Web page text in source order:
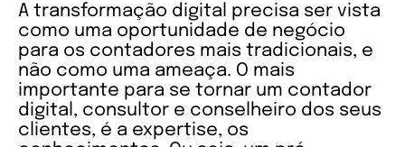
A transformação digital precisa ser vista
como uma oportunidade de negócio
para os contadores mais tradicionais, e
não como uma ameaça. O mais
importante para se tornar um contador
digital, consultor e conselheiro dos seus
clientes, é a expertise, os